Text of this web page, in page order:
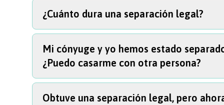
Está separado legalmente cuando un juez
documento del tribunal que pone fin a un
Por ejemplo, las reglas pueden incluir un
de los padres que le pague al otro una
¿Cuánto dura una separación legal?
Depende. Una separación legal puede ser
tiempo. Puede decirle al tribunal cuánto
documentos del tribunal.
Mi cónyuge y yo hemos estado
¿Puedo casarme con otra persona?
No. Usted sigue estando casado, incluso si
Obtuve una separación legal, pero